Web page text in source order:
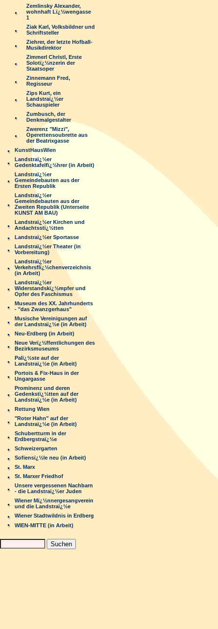
Zemlinsky Alexander,
wohnhaft Lï¿½wengasse
1
Ziak Karl, Volksbildner und
Schriftsteller
Ziehrer, der letzte Hofball-
Musikdirektor
Zimmerl Christl, Erste
Solotï¿½nzerin der
Staatsoper
Zinnemann Fred,
Regisseur
Zips Kurt, ein
Landstraï¿½er
Schauspieler
Zumbusch, der
Denkmalgestalter
Zwerenz "Mizzi",
Operettensoubrette aus
der Beatrixgasse
KunstHausWien
Landstraï¿½er
Gedenktafelfï¿½hrer (in Arbeit)
Landstraï¿½er
Gemeindebauten aus der
Ersten Republik
Landstraï¿½er
Gemeindebauten aus der
Zweiten Republik (Unterseite
KUNST AM BAU)
Landstraï¿½er Kirchen und
Andachtsstï¿½tten
Landstraï¿½er Sportasse
Landstraï¿½er Theater (in
Vorbereitung)
Landstraï¿½er
Verkehrsflï¿½chenverzeichnis
(in Arbeit)
Landstraï¿½er
Widerstandskï¿½mpfer und
Opfer des Faschismus
Museum des XX. Jahrhunderts
- "das Zwanzgerhaus"
Musische Vereinigungen auf
der Landstraï¿½e (in Arbeit)
Neu-Erdberg (in Arbeit)
Neue Verï¿½ffentlichungen des
Bezirksmuseums
Palï¿½ste auf der
Landstraï¿½e (in Arbeit)
Portois & Fix-Haus in der
Ungargasse
Prominenz und deren
Gedenkstï¿½tten auf der
Landstraï¿½e (in Arbeit)
Rettung Wien
"Roter Hahn" auf der
Landstraï¿½e (in Arbeit)
Schubertturm in der
Erdbergstraï¿½e
Schweizergarten
Sofiensï¿½le neu (in Arbeit)
St. Marx
St. Marxer Friedhof
Unsere vergessenen Nachbarn
- die Landstraï¿½er Juden
Wiener Mï¿½nnergesangverein
und die Landstraï¿½e
Wiener Stadtwildnis in Erdberg
WIEN-MITTE (in Arbeit)